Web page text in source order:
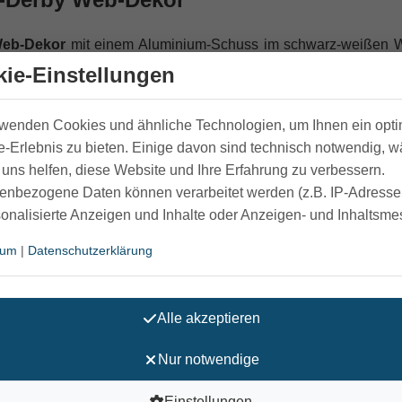
Dekor mit einem Aluminium-Schuss im schwarz-weißen
Personen die richtige Unterstützung bis zu einer
bietet das Hilfsmittel aus dem Online Sanitätshaus
zu einer maximalen Belastbarkeit von 100 kg.
dem schwarzen Derbygriff aus Kunststoff befindet,
bietet als Zusatzfunktion eine besonders leichte
körperlicher Einschränkung wie Arthose oder fehlender
in der benötigten Griffhöhe zwischen 65 und 99 cm
Gastrock Gehstock klein verstauen, drücken Sie
von 65 cm zusammen.
Einstellungen
Cookies und ähnliche Technologien, um Ihnen ein
Erlebnis zu bieten. Einige davon sind technisch notwendig,
helfen, diese Website und Ihre Erfahrung zu verbessern.
Daten können verarbeitet werden (z.B. IP-
Anzeigen und Inhalte oder Anzeigen- und
| Datenschutzerklärung
Alle akzeptieren
Nur notwendige